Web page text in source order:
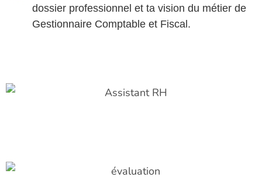
dossier professionnel et ta vision du métier de
Gestionnaire Comptable et Fiscal.